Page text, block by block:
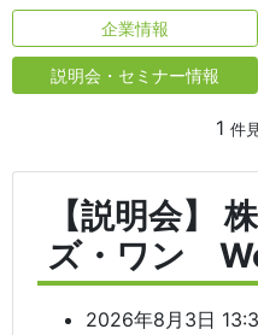
企業情報
説明会・セミナー情報
1 件
【説明会】
ズ・ワン
2026年8月3日